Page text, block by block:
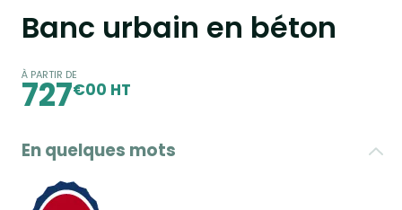
Banc urbain en béton
À PARTIR DE
727€00 HT
En quelques mots